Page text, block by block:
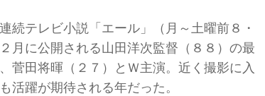
テレビ小説「エール」（月～土曜前８・
月に公開される山田洋次監督（８８）の最
菅田将暉（２７）とＷ主演。近く撮影に入
活躍が期待される年だった。